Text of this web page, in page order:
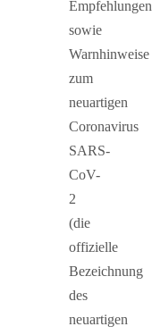
Empfehlungen
sowie
Warnhinweise
zum
neuartigen
Coronavirus
SARS-
CoV-
2
(die
offizielle
Bezeichnung
des
neuartigen